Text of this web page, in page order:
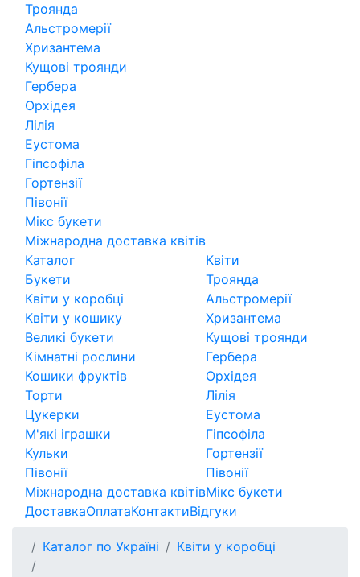
Троянда
Альстромерії
Хризантема
Кущові троянди
Гербера
Орхідея
Лілія
Еустома
Гіпсофіла
Гортензії
Півонії
Мікс букети
Міжнародна доставка квітів
Каталог
Букети
Квіти у коробці
Квіти у кошику
Великі букети
Кімнатні рослини
Кошики фруктів
Торти
Цукерки
М'які іграшки
Кульки
Півонії
Міжнародна доставка квітів
Квіти
Троянда
Альстромерії
Хризантема
Кущові троянди
Гербера
Орхідея
Лілія
Еустома
Гіпсофіла
Гортензії
Півонії
Мікс букети
ДоставкаОплатаКонтактиВідгуки
Каталог по Україні Квіти у коробці